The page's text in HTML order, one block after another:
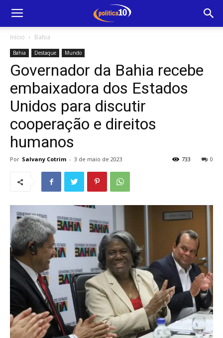
Início Bahia
Bahia Destaque Mundo
Governador da Bahia recebe
embaixadora dos Estados
Unidos para discutir
cooperação e direitos
humanos
Por Salvany Cotrim - 3 de maio de 2023 0
733